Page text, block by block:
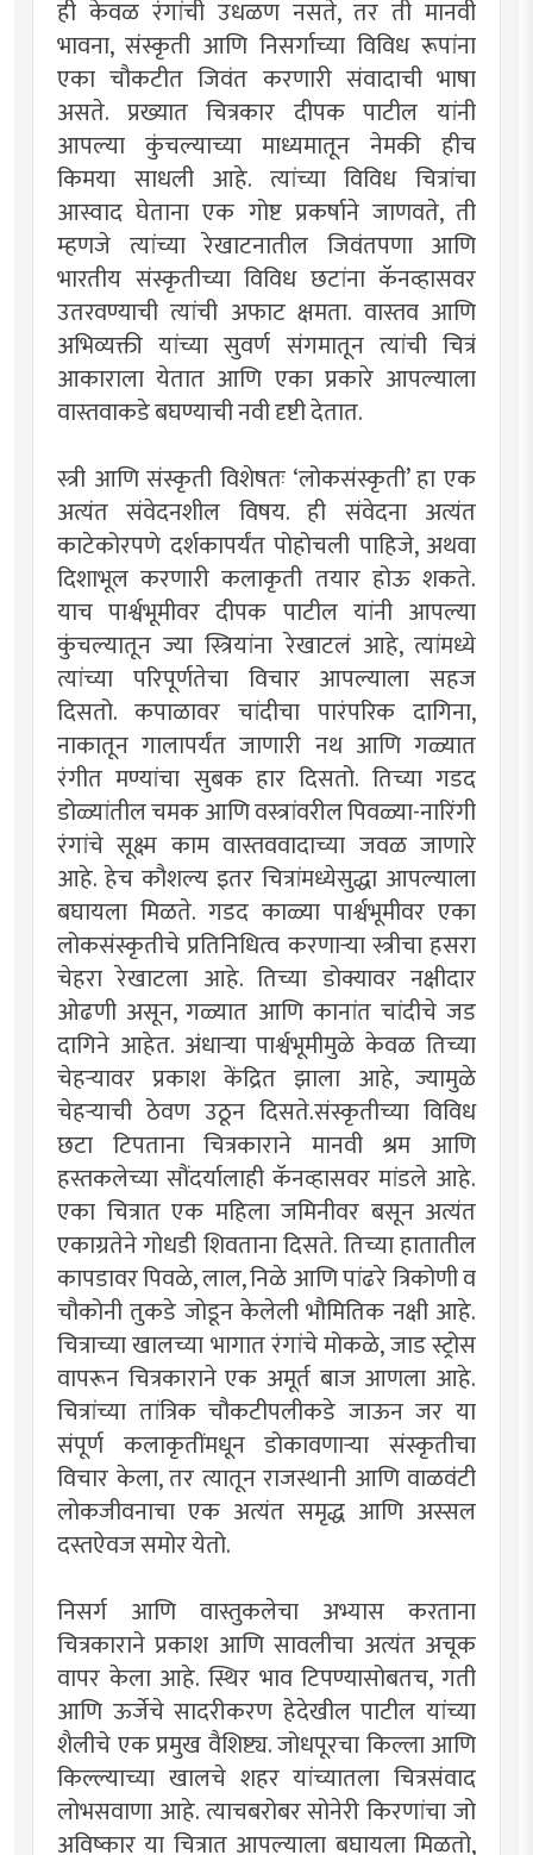
ही केवळ रंगांची उधळण नसते, तर ती मानवी
भावना, संस्कृती आणि निसर्गाच्या विविध रूपांना
एका चौकटीत जिवंत करणारी संवादाची भाषा
असते. प्रख्यात चित्रकार दीपक पाटील यांनी
आपल्या कुंचल्याच्या माध्यमातून नेमकी हीच
किमया साधली आहे. त्यांच्या विविध चित्रांचा
आस्वाद घेताना एक गोष्ट प्रकर्षाने जाणवते, ती
म्हणजे त्यांच्या रेखाटनातील जिवंतपणा आणि
भारतीय संस्कृतीच्या विविध छटांना कॅनव्हासवर
उतरवण्याची त्यांची अफाट क्षमता. वास्तव आणि
अभिव्यक्ती यांच्या सुवर्ण संगमातून त्यांची चित्रं
आकाराला येतात आणि एका प्रकारे आपल्याला
वास्तवाकडे बघण्याची नवी दृष्टी देतात.
स्त्री आणि संस्कृती विशेषतः ‘लोकसंस्कृती’ हा एक
अत्यंत संवेदनशील विषय. ही संवेदना अत्यंत
काटेकोरपणे दर्शकापर्यंत पोहोचली पाहिजे, अथवा
दिशाभूल करणारी कलाकृती तयार होऊ शकते.
याच पार्श्वभूमीवर दीपक पाटील यांनी आपल्या
कुंचल्यातून ज्या स्त्रियांना रेखाटलं आहे, त्यांमध्ये
त्यांच्या परिपूर्णतेचा विचार आपल्याला सहज
दिसतो. कपाळावर चांदीचा पारंपरिक दागिना,
नाकातून गालापर्यंत जाणारी नथ आणि गळ्यात
रंगीत मण्यांचा सुबक हार दिसतो. तिच्या गडद
डोळ्यांतील चमक आणि वस्त्रांवरील पिवळ्या-नारिंगी
रंगांचे सूक्ष्म काम वास्तववादाच्या जवळ जाणारे
आहे. हेच कौशल्य इतर चित्रांमध्येसुद्धा आपल्याला
बघायला मिळते. गडद काळ्या पार्श्वभूमीवर एका
लोकसंस्कृतीचे प्रतिनिधित्व करणार्‍या स्त्रीचा हसरा
चेहरा रेखाटला आहे. तिच्या डोक्यावर नक्षीदार
ओढणी असून, गळ्यात आणि कानांत चांदीचे जड
दागिने आहेत. अंधार्‍या पार्श्वभूमीमुळे केवळ तिच्या
चेहर्‍यावर प्रकाश केंद्रित झाला आहे, ज्यामुळे
चेहर्‍याची ठेवण उठून दिसते.संस्कृतीच्या विविध
छटा टिपताना चित्रकाराने मानवी श्रम आणि
हस्तकलेच्या सौंदर्यालाही कॅनव्हासवर मांडले आहे.
एका चित्रात एक महिला जमिनीवर बसून अत्यंत
एकाग्रतेने गोधडी शिवताना दिसते. तिच्या हातातील
कापडावर पिवळे, लाल, निळे आणि पांढरे त्रिकोणी व
चौकोनी तुकडे जोडून केलेली भौमितिक नक्षी आहे.
चित्राच्या खालच्या भागात रंगांचे मोकळे, जाड स्ट्रोस
वापरून चित्रकाराने एक अमूर्त बाज आणला आहे.
चित्रांच्या तांत्रिक चौकटीपलीकडे जाऊन जर या
संपूर्ण कलाकृतींमधून डोकावणार्‍या संस्कृतीचा
विचार केला, तर त्यातून राजस्थानी आणि वाळवंटी
लोकजीवनाचा एक अत्यंत समृद्ध आणि अस्सल
दस्तऐवज समोर येतो.
निसर्ग आणि वास्तुकलेचा अभ्यास करताना
चित्रकाराने प्रकाश आणि सावलीचा अत्यंत अचूक
वापर केला आहे. स्थिर भाव टिपण्यासोबतच, गती
आणि ऊर्जेचे सादरीकरण हेदेखील पाटील यांच्या
शैलीचे एक प्रमुख वैशिष्ट्य. जोधपूरचा किल्ला आणि
किल्ल्याच्या खालचे शहर यांच्यातला चित्रसंवाद
लोभसवाणा आहे. त्याचबरोबर सोनेरी किरणांचा जो
अविष्कार या चित्रात आपल्याला बघायला मिळतो,